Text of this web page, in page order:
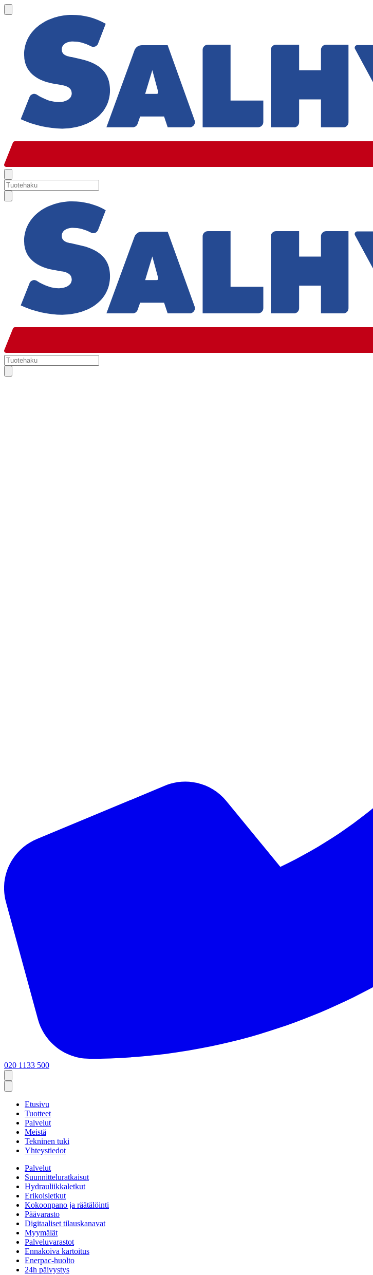
020 1133 500
Etusivu
Tuotteet
Palvelut
Meistä
Tekninen tuki
Yhteystiedot
Palvelut
Suunnitteluratkaisut
Hydrauliikkaletkut
Erikoisletkut
Kokoonpano ja räätälöinti
Päävarasto
Digitaaliset tilauskanavat
Myymälät
Palveluvarastot
Ennakoiva kartoitus
Enerpac-huolto
24h päivystys